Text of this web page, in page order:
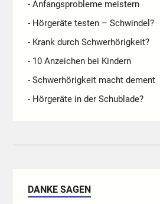
- Anfangsprobleme meistern
- Hörgeräte testen – Schwindel?
- Krank durch Schwerhörigkeit?
- 10 Anzeichen bei Kindern
- Schwerhörigkeit macht dement
- Hörgeräte in der Schublade?
DANKE SAGEN